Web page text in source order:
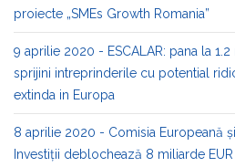
proiecte „SMEs Growth Romania”
9 aprilie 2020 - ESCALAR: pana la
sprijini intreprinderile cu potential
extinda in Europa
8 aprilie 2020 - Comisia Europeană
Investiții deblochează 8 miliarde